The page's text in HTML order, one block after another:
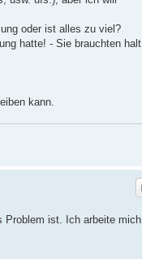
oder ist alles zu viel?
hatte! - Sie brauchten halt
kann.
Problem ist. Ich arbeite mich